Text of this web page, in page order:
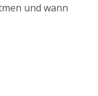
und wann